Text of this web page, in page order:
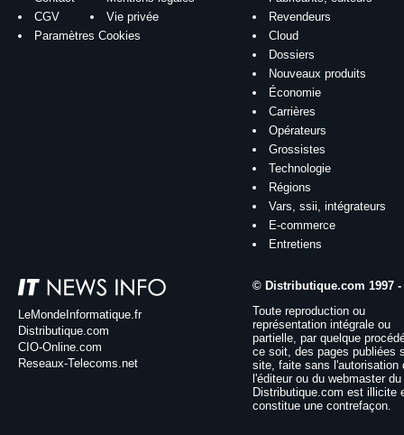
CGV
Vie privée
Paramètres Cookies
Revendeurs
Cloud
Dossiers
Nouveaux produits
Économie
Carrières
Opérateurs
Grossistes
Technologie
Régions
Vars, ssii, intégrateurs
E-commerce
Entretiens
LeMondeInformatique.fr
Distributique.com
CIO-Online.com
Reseaux-Telecoms.net
© Distributique.com 1997 -
Toute reproduction ou
représentation intégrale ou
partielle, par quelque
ce soit, des pages publiées
site, faite sans l'autorisation
l'éditeur ou du webmaster
Distributique.com est illicite
constitue une contrefaçon.